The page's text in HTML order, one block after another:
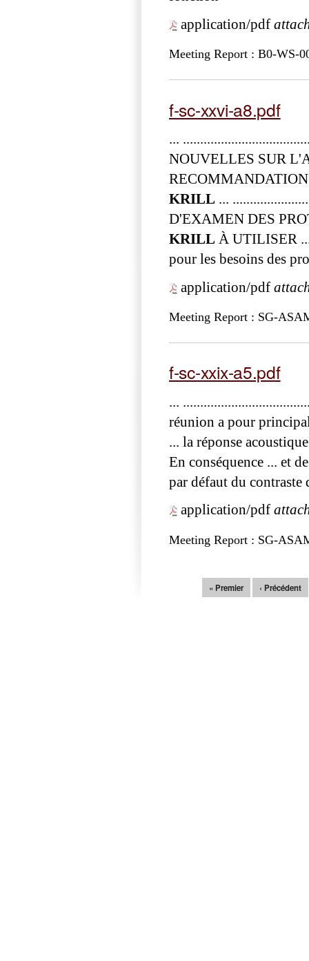
application/pdf
Meeting Report : B0-WS-
f-sc-xxvi-a8.pdf
...
NOUVELLES SUR
KRILL ...
D'EXAMEN DES
KRILL À UTILISER
pour les besoins des
application/pdf
Meeting Report : SG-
f-sc-xxix-a5.pdf
...
réunion a pour
... la réponse
En conséquence ... et
par défaut du contraste
application/pdf
Meeting Report : SG-
« Premier ‹ Précédent